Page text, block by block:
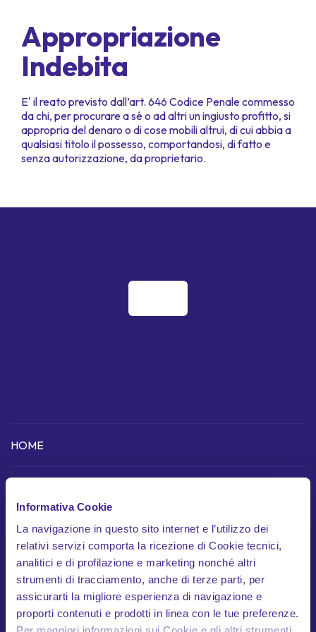
Informativa Cookie
La navigazione in questo sito internet e l’utilizzo dei
relativi servizi comporta la ricezione di Cookie tecnici,
analitici e di profilazione e marketing nonché altri
strumenti di tracciamento, anche di terze parti, per
assicurarti la migliore esperienza di navigazione e
proporti contenuti e prodotti in linea con le tue preferenze.
Appropriazione
Indebita
E' il reato previsto dall’art. 646 Codice Penale commesso
da chi, per procurare a sé o ad altri un ingiusto profitto, si
appropria del denaro o di cose mobili altrui, di cui abbia a
qualsiasi titolo il possesso, comportandosi, di fatto e
senza autorizzazione, da proprietario.
HOME
Dispositivo telematico
In cosa siamo unici
Garanzie
Documenti contrattuali